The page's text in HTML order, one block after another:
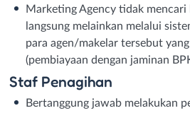
Marketing Agency tidak mencari
langsung melainkan melalui
para agen/makelar tersebut
(pembiayaan dengan jaminan
Staf Penagihan
Bertanggung jawab melakukan